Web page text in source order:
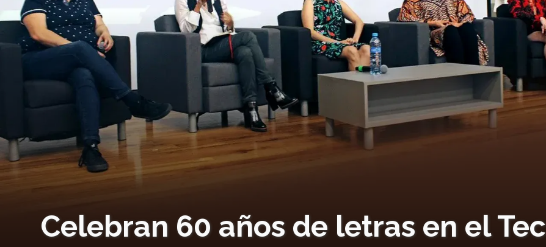
Celebran 60 años de letras en el Tec